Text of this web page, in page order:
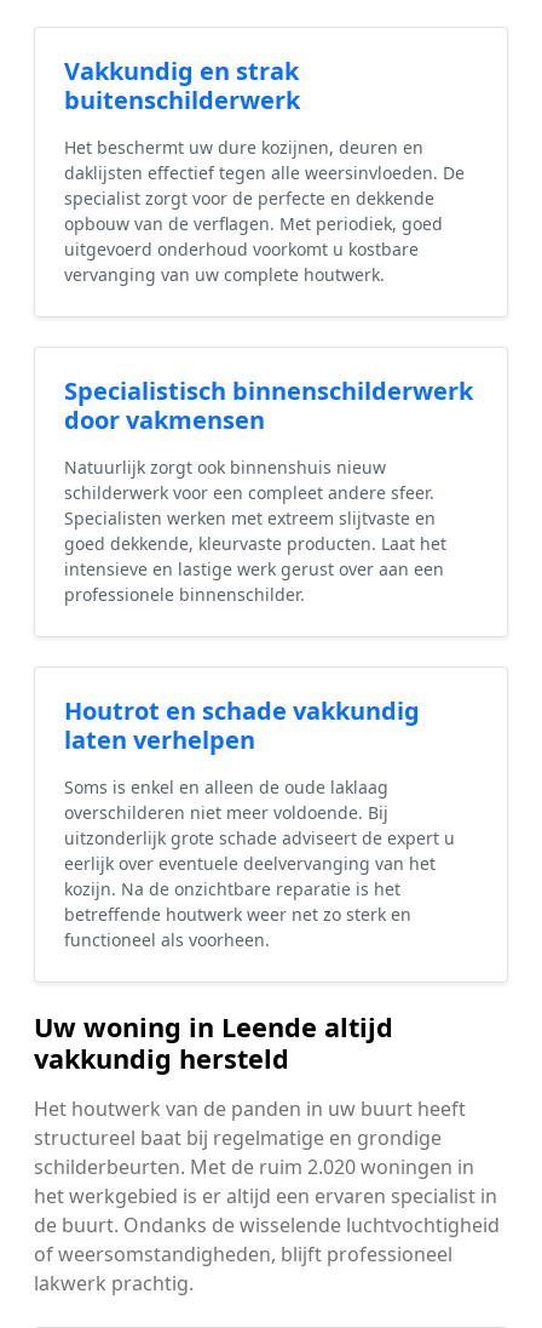
Vakkundig en strak
buitenschilderwerk
Het beschermt uw dure kozijnen, deuren en
daklijsten effectief tegen alle weersinvloeden. De
specialist zorgt voor de perfecte en dekkende
opbouw van de verflagen. Met periodiek, goed
uitgevoerd onderhoud voorkomt u kostbare
vervanging van uw complete houtwerk.
Specialistisch binnenschilderwerk
door vakmensen
Natuurlijk zorgt ook binnenshuis nieuw
schilderwerk voor een compleet andere sfeer.
Specialisten werken met extreem slijtvaste en
goed dekkende, kleurvaste producten. Laat het
intensieve en lastige werk gerust over aan een
professionele binnenschilder.
Houtrot en schade vakkundig
laten verhelpen
Soms is enkel en alleen de oude laklaag
overschilderen niet meer voldoende. Bij
uitzonderlijk grote schade adviseert de expert u
eerlijk over eventuele deelvervanging van het
kozijn. Na de onzichtbare reparatie is het
betreffende houtwerk weer net zo sterk en
functioneel als voorheen.
Uw woning in Leende altijd
vakkundig hersteld
Het houtwerk van de panden in uw buurt heeft
structureel baat bij regelmatige en grondige
schilderbeurten. Met de ruim 2.020 woningen in
het werkgebied is er altijd een ervaren specialist in
de buurt. Ondanks de wisselende luchtvochtigheid
of weersomstandigheden, blijft professioneel
lakwerk prachtig.